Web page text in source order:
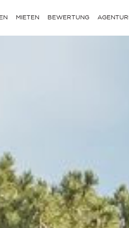
MIETEN BEWERTUNG